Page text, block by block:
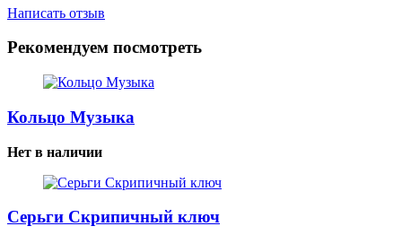
Написать отзыв
Рекомендуем посмотреть
Кольцо Музыка
Нет в наличии
Серьги Скрипичный ключ